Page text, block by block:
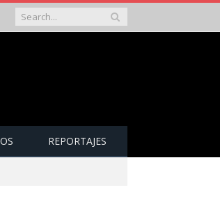
REPORTAJES